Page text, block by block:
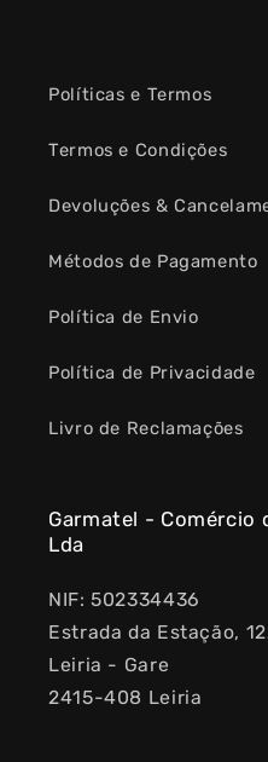
Políticas e Termos
Termos e Condições
Devoluções &
Métodos de Pagamento
Política de Envio
Política de Privacidade
Livro de Reclamações
Garmatel - Comércio
Lda
NIF: 502334436
Estrada da Estação,
Leiria - Gare
2415-408 Leiria